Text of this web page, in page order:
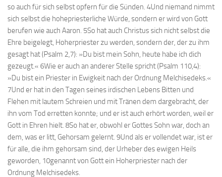
so auch für sich selbst opfern für die Sünden. 4Und niemand nimmt
sich selbst die hohepriesterliche Würde, sondern er wird von Gott
berufen wie auch Aaron. 5So hat auch Christus sich nicht selbst die
Ehre beigelegt, Hoherpriester zu werden, sondern der, der zu ihm
gesagt hat (Psalm 2,7): »Du bist mein Sohn, heute habe ich dich
gezeugt.« 6Wie er auch an anderer Stelle spricht (Psalm 110,4):
»Du bist ein Priester in Ewigkeit nach der Ordnung Melchisedeks.«
7Und er hat in den Tagen seines irdischen Lebens Bitten und
Flehen mit lautem Schreien und mit Tränen dem dargebracht, der
ihn vom Tod erretten konnte; und er ist auch erhört worden, weil er
Gott in Ehren hielt. 8So hat er, obwohl er Gottes Sohn war, doch an
dem, was er litt, Gehorsam gelernt. 9Und als er vollendet war, ist er
für alle, die ihm gehorsam sind, der Urheber des ewigen Heils
geworden, 10genannt von Gott ein Hoherpriester nach der
Ordnung Melchisedeks.